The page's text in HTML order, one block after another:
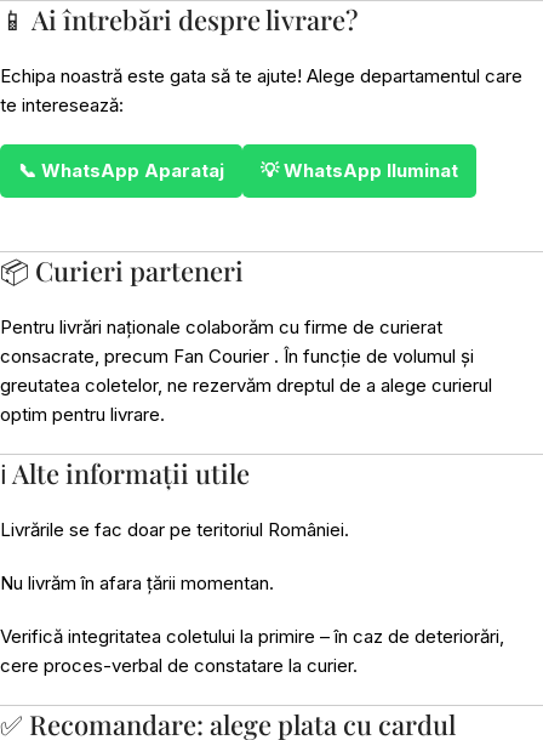
📱 Ai întrebări despre livrare?
Echipa noastră este gata să te ajute! Alege departamentul care
te interesează:
📞 WhatsApp Aparataj 💡 WhatsApp Iluminat
📦 Curieri parteneri
Pentru livrări naționale colaborăm cu firme de curierat
consacrate, precum Fan Courier . În funcție de volumul și
greutatea coletelor, ne rezervăm dreptul de a alege curierul
optim pentru livrare.
ℹ️ Alte informații utile
Livrările se fac doar pe teritoriul României.
Nu livrăm în afara țării momentan.
Verifică integritatea coletului la primire – în caz de deteriorări,
cere proces-verbal de constatare la curier.
✅ Recomandare: alege plata cu cardul